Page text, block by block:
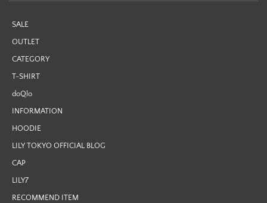
SALE
OUTLET
CATEGORY
T-SHIRT
doQlo
INFORMATION
HOODIE
LILY TOKYO OFFICIAL BLOG
CAP
LILY7
RECOMMEND ITEM